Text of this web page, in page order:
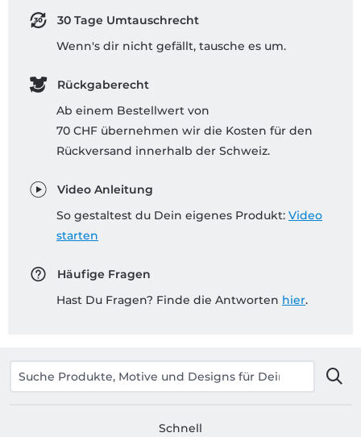
30 Tage Umtauschrecht
Wenn's dir nicht gefällt, tausche es um.
Rückgaberecht
Ab einem Bestellwert von
70 CHF übernehmen wir die Kosten für den
Rückversand innerhalb der Schweiz.
Video Anleitung
So gestaltest du Dein eigenes Produkt: Video
starten
Häufige Fragen
Hast Du Fragen? Finde die Antworten hier.
Schnell